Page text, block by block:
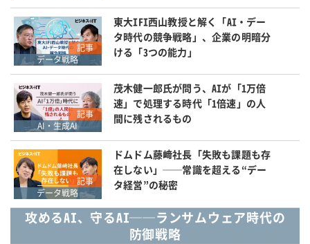
記事
データ戦略
東大IFI西山教授と解く「AI・デー
タ時代の競争戦略」、企業の明暗分
ける「3つの能力」
記事
AI・生成AI
茂木健一郎氏が問う、AIが「1万倍
速」で処理する時代「1倍速」の人
間に残されるもの
記事
データ戦略
ドムドム藤﨑社長「失敗も課題も存
在しない」──常識を超える“デー
タ経営”の秘密
攻めるAI、守るAI──ランサムウェア時代の
防御戦略